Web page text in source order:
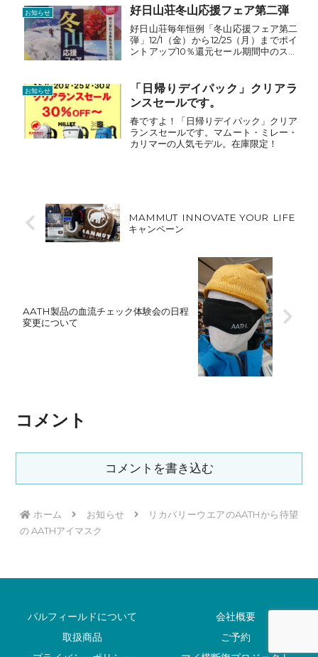
て）★メーカーブランド１０％OFFノー
スフェイス・...
お知らせ 好日山荘冬山応援フェア第二弾
好日山荘毎年恒例「冬山応援フェア第二
弾」12/1（金）から12/25（月）までポイ
ントアップ10％還元セール期間中のスペ
ッケル」冬のハイキングや冬山登山の必
須アイテム...
お知らせ
「日帰りデイパック」クリアラ
ンスセールです。
春ですよ！「日帰りデイパック」クリア
ランスセールです。マムート・ミレー・
カリマーの人気モデル。在庫限定！
MAMMUT INNOVATE YOUR LIFE
キャンペーン
AATH製品の血流チェック体験会の日程
変更について
コメント
コメントを書き込む
ホーム お知らせ
リカバリーウエアのAATHから待望
の AATHアイマスク
パルフィールドについて
会社概要
取扱商品
ご予約